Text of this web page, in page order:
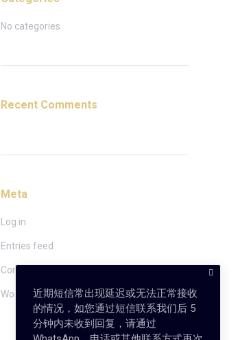
No categories
Recent Comments
Meta
Log in
Entries feed
Comments feed
WordPress.org近期短信常出现延迟或无法正常接收
的情况，如您通过短信联系我们后 5
分钟内未收到回复，请通过